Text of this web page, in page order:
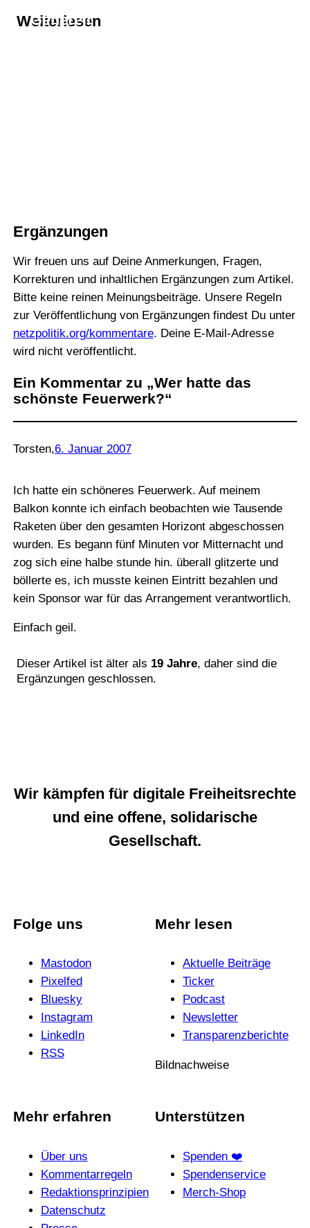
Weiterlesen
Generell
Ergänzungen
Wir freuen uns auf Deine Anmerkungen, Fragen,
Korrekturen und inhaltlichen Ergänzungen zum Artikel.
Bitte keine reinen Meinungsbeiträge. Unsere Regeln
zur Veröffentlichung von Ergänzungen findest Du unter
netzpolitik.org/kommentare. Deine E-Mail-Adresse
wird nicht veröffentlicht.
Ein Kommentar zu „Wer hatte das
schönste Feuerwerk?“
Torsten,6. Januar 2007
Ich hatte ein schöneres Feuerwerk. Auf meinem
Balkon konnte ich einfach beobachten wie Tausende
Raketen über den gesamten Horizont abgeschossen
wurden. Es begann fünf Minuten vor Mitternacht und
zog sich eine halbe stunde hin. überall glitzerte und
böllerte es, ich musste keinen Eintritt bezahlen und
kein Sponsor war für das Arrangement verantwortlich.
Einfach geil.
Dieser Artikel ist älter als 19 Jahre, daher sind die
Ergänzungen geschlossen.
Wir kämpfen für digitale Freiheitsrechte
und eine offene, solidarische
Gesellschaft.
Folge uns
Mastodon
Pixelfed
Bluesky
Instagram
LinkedIn
RSS
Mehr lesen
Aktuelle Beiträge
Ticker
Podcast
News­letter
Trans­pa­renz­be­richte
Bildnachweise
Mehr erfahren
Über uns
Kommentarregeln
Redak­ti­ons­prin­zi­pien
Daten­schutz
Unterstützen
Spenden ❤️
Spendenservice
Merch-Shop